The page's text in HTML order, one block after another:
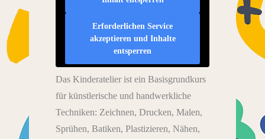
Erforderlichen Service
akzeptieren und Inhalte
entsperren
Das Kinderatelier ist ein Basisgrundkurs
für künstlerische und handwerkliche
Techniken: Zeichnen, Drucken, Malen,
Sprühen, Batiken, Plastizieren, Nähen,